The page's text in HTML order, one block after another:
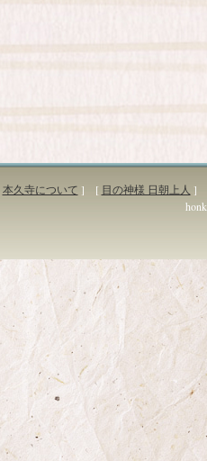
本久寺について ] [ 目の神様 日朝上人 ]